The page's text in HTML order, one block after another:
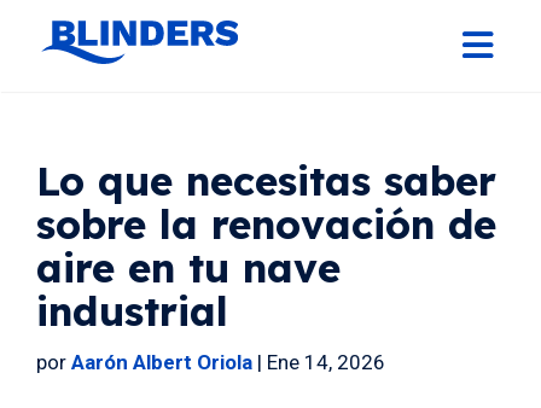
Lo que necesitas saber
sobre la renovación de
aire en tu nave
industrial
por Aarón Albert Oriola | Ene 14, 2026